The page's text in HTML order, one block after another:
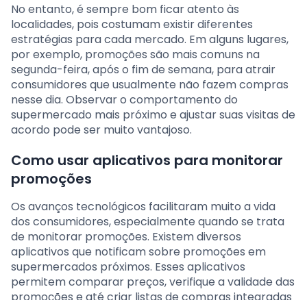
No entanto, é sempre bom ficar atento às
localidades, pois costumam existir diferentes
estratégias para cada mercado. Em alguns lugares,
por exemplo, promoções são mais comuns na
segunda-feira, após o fim de semana, para atrair
consumidores que usualmente não fazem compras
nesse dia. Observar o comportamento do
supermercado mais próximo e ajustar suas visitas de
acordo pode ser muito vantajoso.
Como usar aplicativos para monitorar
promoções
Os avanços tecnológicos facilitaram muito a vida
dos consumidores, especialmente quando se trata
de monitorar promoções. Existem diversos
aplicativos que notificam sobre promoções em
supermercados próximos. Esses aplicativos
permitem comparar preços, verifique a validade das